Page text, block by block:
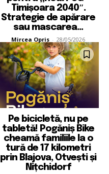
Timișoara 2040″.
Strategie de apărare
sau mascarea...
Mircea Opris - 28/05/2026
Pe bicicletă, nu pe
tabletă! Pogăniș Bike
cheamă familiile la o
tură de 17 kilometri
prin Blajova, Otvești și
Nițchidorf